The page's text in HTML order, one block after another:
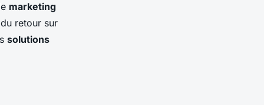
marketing
retour sur
solutions